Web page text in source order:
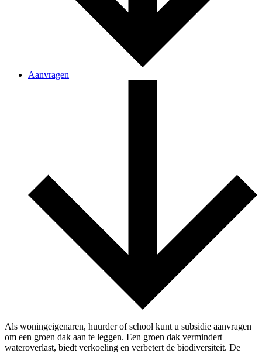
Aanvragen
Als woningeigenaren, huurder of school kunt u subsidie aanvragen
om een groen dak aan te leggen. Een groen dak vermindert
wateroverlast, biedt verkoeling en verbetert de biodiversiteit. De